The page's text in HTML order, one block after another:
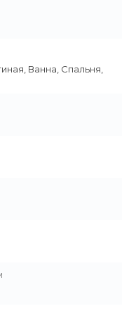
Ванна, Спальня,